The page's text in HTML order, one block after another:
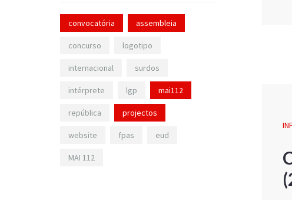
convocatória assembleia
concurso logotipo
internacional surdos
intérprete lgp mai112
república projectos
website fpas eud
MAI 112